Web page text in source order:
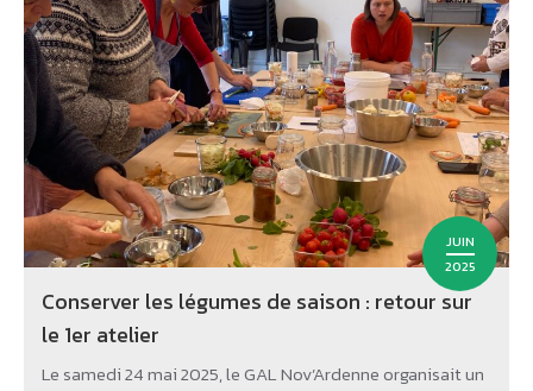
JUIN
2025
Conserver les légumes de saison : retour sur
le 1er atelier
Le samedi 24 mai 2025, le GAL Nov’Ardenne organisait un